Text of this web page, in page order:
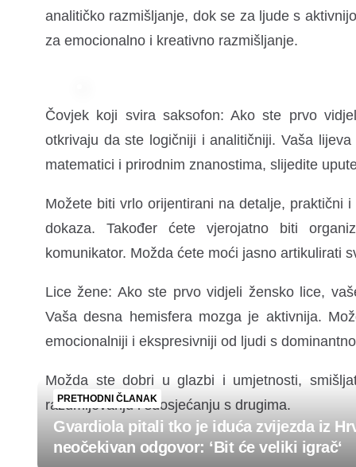
analitičko razmišljanje, dok se za ljude s
za emocionalno i kreativno razmišljanje.
Čovjek koji svira saksofon: Ako ste prvo
otkrivaju da ste logičniji i analitičniji. Vaša
matematici i prirodnim znanostima, slijedite
Možete biti vrlo orijentirani na detalje, praktični
dokaza. Također ćete vjerojatno biti
komunikator. Možda ćete moći jasno artikulirati
Lice žene: Ako ste prvo vidjeli žensko lice,
Vaša desna hemisfera mozga je aktivnija.
emocionalniji i ekspresivniji od ljudi s
Možda ste dobri u glazbi i umjetnosti,
razumijevanju i suosjećanju s drugima.
PRETHODNI ČLANAK
Gvardiola pitali tko je iduća zvijezda iz
neočekivan odgovor: ‘Bit će veliki igrač‘